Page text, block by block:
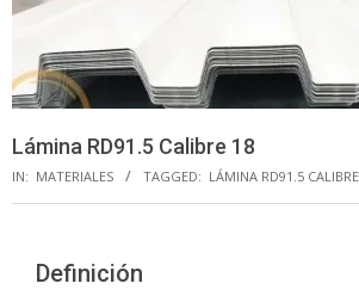
Lámina RD91.5 Calibre 18
IN: MATERIALES TAGGED: LÁMINA RD91.5
Definición